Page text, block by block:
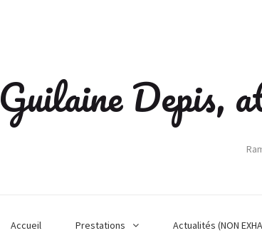
Guilaine Depis,
Accueil Prestations Actualités (NON